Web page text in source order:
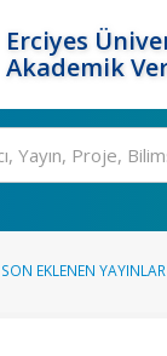
Erciyes
Akademik
SON EKLENEN YAYINLAR